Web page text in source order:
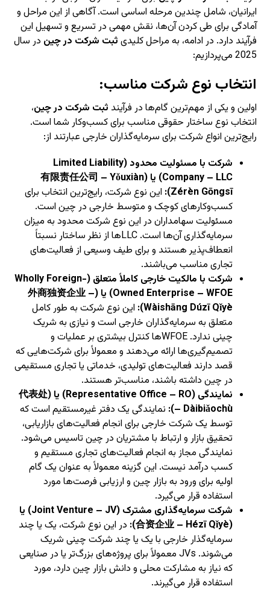
ایرانیان، شامل چندین مرحله اساسی است. آگاهی از این مراحل و
آمادگی برای طی کردن آن‌ها، نقش مهمی در تسریع و تسهیل این
فرآیند دارد. در ادامه، به مراحل کلیدی ثبت شرکت در چین در سال
2025 می‌پردازیم:
انتخاب نوع شرکت مناسب:
اولین و یکی از مهم‌ترین گام‌ها در فرآیند ثبت شرکت در چین،
انتخاب نوع ساختار حقوقی مناسب برای کسب‌وکار شما است.
رایج‌ترین انواع شرکت برای سرمایه‌گذاران خارجی عبارتند از:
شرکت با مسئولیت محدود (Limited Liability
Company – LLC) یا (有限责任公司 – Yǒuxiàn
Zérèn Gōngsī): این نوع شرکت، رایج‌ترین انتخاب برای
کسب‌وکارهای کوچک و متوسط خارجی در چین است.
مسئولیت سهامداران در این نوع شرکت محدود به میزان
سرمایه‌گذاری آن‌ها است. LLCها از نظر ساختار نسبتاً
انعطاف‌پذیر هستند و برای طیف وسیعی از فعالیت‌های
تجاری مناسب می‌باشند.
شرکت با مالکیت خارجی کاملاً متعلق (Wholly Foreign-
Owned Enterprise – WFOE) یا (外商独资企业 –
Wàishāng Dúzī Qǐyè): این نوع شرکت به طور کامل
متعلق به سرمایه‌گذاران خارجی است و نیازی به شریک
چینی ندارد. WFOEها کنترل بیشتری بر عملیات و
تصمیم‌گیری‌ها ارائه می‌دهند و معمولاً برای شرکت‌هایی که
قصد دارند فعالیت‌های تولیدی، خدماتی یا تجاری مستقیمی
در چین داشته باشند، مناسب‌تر هستند.
نمایندگی (Representative Office – RO) یا (代表处
– Dàibiǎochù): نمایندگی یک دفتر غیرمستقیم است که
توسط یک شرکت خارجی برای انجام فعالیت‌های بازاریابی،
تحقیق بازار و ارتباط با مشتریان در چین تاسیس می‌شود.
نمایندگی مجاز به انجام فعالیت‌های تجاری مستقیم و
کسب درآمد نیست. این گزینه معمولاً به عنوان یک گام
اولیه برای ورود به بازار چین و ارزیابی فرصت‌ها مورد
استفاده قرار می‌گیرد.
شرکت سرمایه‌گذاری مشترک (Joint Venture – JV) یا
(合资企业 – Hézī Qǐyè):
در این نوع شرکت، یک یا چند
سرمایه‌گذار خارجی با یک یا چند شرکت چینی شریک
می‌شوند. JVs معمولاً برای پروژه‌های بزرگ‌تر یا در صنایعی
که نیاز به مشارکت محلی و دانش بازار چین دارد، مورد
استفاده قرار می‌گیرند.